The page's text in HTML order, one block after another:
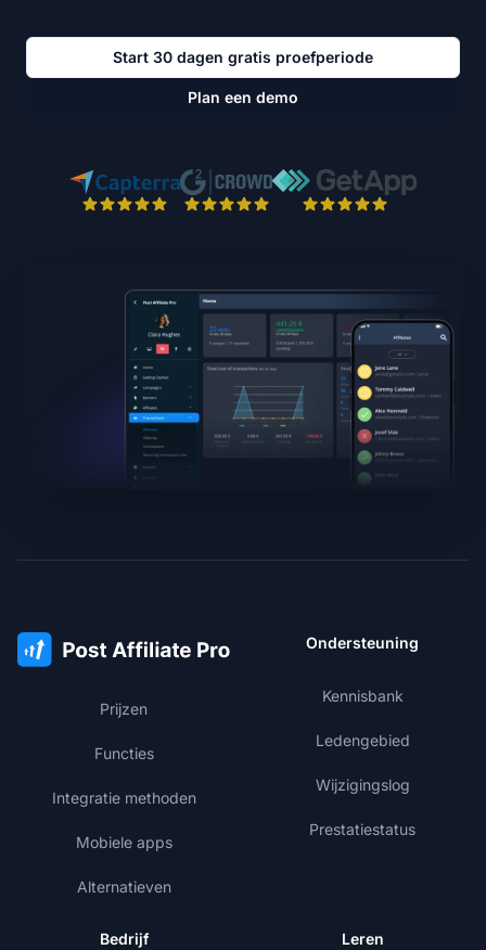
Start 30 dagen gratis proefperiode
Plan een demo
Prijzen
Functies
Integratie methoden
Mobiele apps
Alternatieven
Ondersteuning
Kennisbank
Ledengebied
Wijzigingslog
Prestatiestatus
Bedrijf Leren